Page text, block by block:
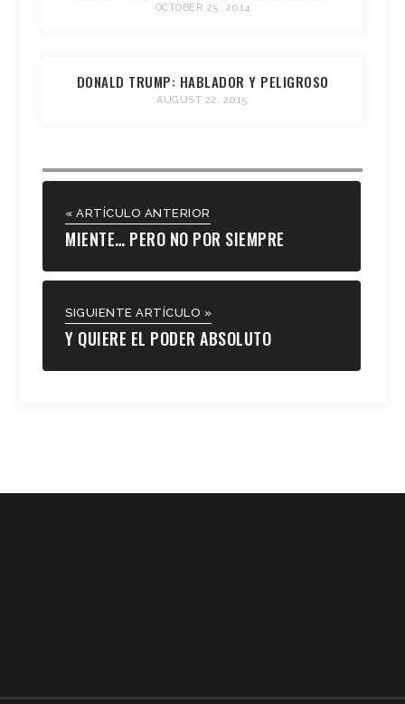
OCTOBER 25, 2014
DONALD TRUMP: HABLADOR Y PELIGROSO
AUGUST 22, 2015
« ARTÍCULO ANTERIOR
MIENTE… PERO NO POR SIEMPRE
SIGUIENTE ARTÍCULO »
Y QUIERE EL PODER ABSOLUTO